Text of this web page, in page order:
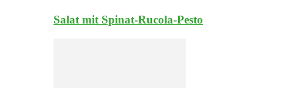
Salat mit Spinat-Rucola-Pesto